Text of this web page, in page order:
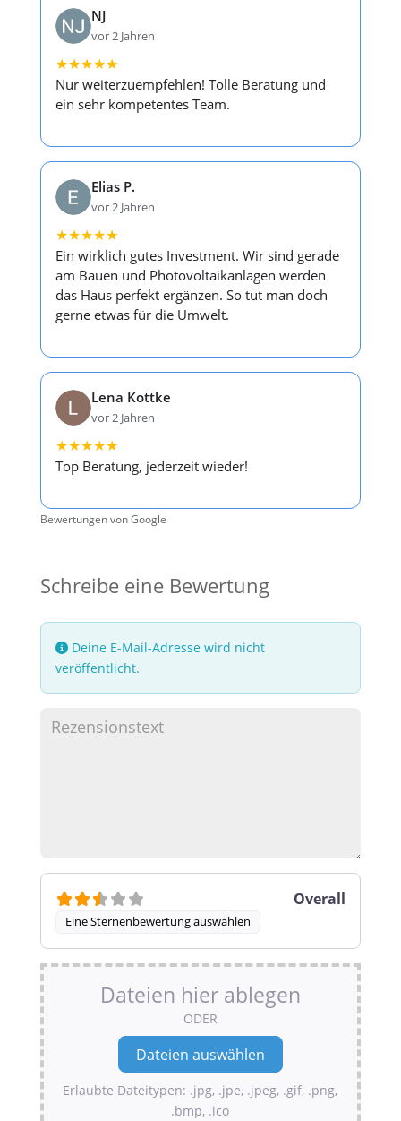
NJ
vor 2 Jahren
★★★★★
Nur weiterzuempfehlen! Tolle Beratung und
ein sehr kompetentes Team.
Elias P.
vor 2 Jahren
★★★★★
Ein wirklich gutes Investment. Wir sind gerade
am Bauen und Photovoltaikanlagen werden
das Haus perfekt ergänzen. So tut man doch
gerne etwas für die Umwelt.
Lena Kottke
vor 2 Jahren
★★★★★
Top Beratung, jederzeit wieder!
Bewertungen von Google
Schreibe eine Bewertung
Deine E-Mail-Adresse wird nicht
veröffentlicht.
Eine Sternenbewertung auswählen
Overall
Dateien hier ablegen
ODER
Erlaubte Dateitypen: .jpg, .jpe, .jpeg, .gif, .png,
.bmp, .ico